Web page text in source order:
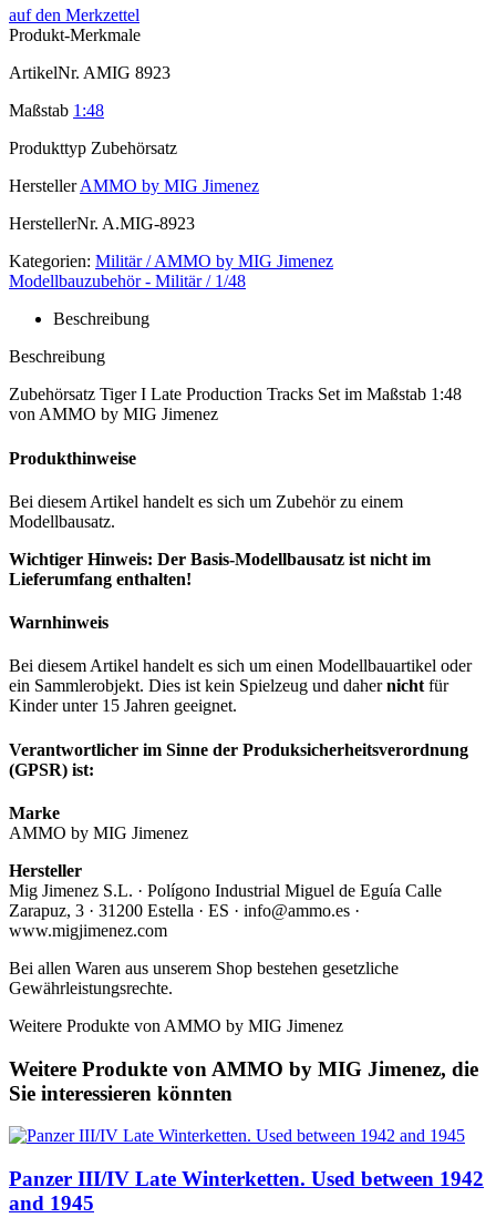
auf den Merkzettel
Produkt-Merkmale
ArtikelNr. AMIG 8923
Maßstab 1:48
Produkttyp Zubehörsatz
Hersteller AMMO by MIG Jimenez
HerstellerNr. A.MIG-8923
Kategorien: Militär / AMMO by MIG Jimenez
Modellbauzubehör - Militär / 1/48
Beschreibung
Beschreibung
Zubehörsatz Tiger I Late Production Tracks Set im Maßstab 1:48
von AMMO by MIG Jimenez
Produkthinweise
Bei diesem Artikel handelt es sich um Zubehör zu einem
Modellbausatz.
Wichtiger Hinweis: Der Basis-Modellbausatz ist nicht im
Lieferumfang enthalten!
Warnhinweis
Bei diesem Artikel handelt es sich um einen Modellbauartikel oder
ein Sammlerobjekt. Dies ist kein Spielzeug und dahernicht für
Kinder unter 15 Jahren geeignet.
Verantwortlicher im Sinne der Produksicherheitsverordnung
(GPSR) ist:
Marke
AMMO by MIG Jimenez
Hersteller
Mig Jimenez S.L. · Polígono Industrial Miguel de Eguía Calle
Zarapuz, 3 · 31200 Estella · ES · info@ammo.es ·
www.migjimenez.com
Bei allen Waren aus unserem Shop bestehen gesetzliche
Gewährleistungsrechte.
Weitere Produkte von AMMO by MIG Jimenez
Weitere Produkte von AMMO by MIG Jimenez, die
Sie interessieren könnten
Panzer III/IV Late Winterketten. Used between 1942
and 1945